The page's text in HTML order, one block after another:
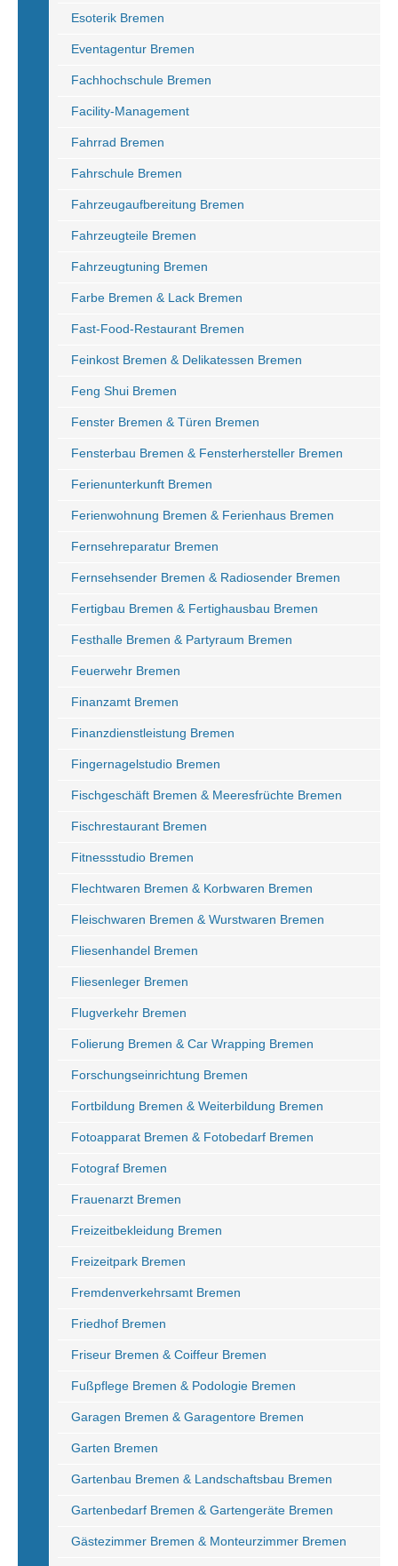
Esoterik Bremen
Eventagentur Bremen
Fachhochschule Bremen
Facility-Management
Fahrrad Bremen
Fahrschule Bremen
Fahrzeugaufbereitung Bremen
Fahrzeugteile Bremen
Fahrzeugtuning Bremen
Farbe Bremen & Lack Bremen
Fast-Food-Restaurant Bremen
Feinkost Bremen & Delikatessen Bremen
Feng Shui Bremen
Fenster Bremen & Türen Bremen
Fensterbau Bremen & Fensterhersteller Bremen
Ferienunterkunft Bremen
Ferienwohnung Bremen & Ferienhaus Bremen
Fernsehreparatur Bremen
Fernsehsender Bremen & Radiosender Bremen
Fertigbau Bremen & Fertighausbau Bremen
Festhalle Bremen & Partyraum Bremen
Feuerwehr Bremen
Finanzamt Bremen
Finanzdienstleistung Bremen
Fingernagelstudio Bremen
Fischgeschäft Bremen & Meeresfrüchte Bremen
Fischrestaurant Bremen
Fitnessstudio Bremen
Flechtwaren Bremen & Korbwaren Bremen
Fleischwaren Bremen & Wurstwaren Bremen
Fliesenhandel Bremen
Fliesenleger Bremen
Flugverkehr Bremen
Folierung Bremen & Car Wrapping Bremen
Forschungseinrichtung Bremen
Fortbildung Bremen & Weiterbildung Bremen
Fotoapparat Bremen & Fotobedarf Bremen
Fotograf Bremen
Frauenarzt Bremen
Freizeitbekleidung Bremen
Freizeitpark Bremen
Fremdenverkehrsamt Bremen
Friedhof Bremen
Friseur Bremen & Coiffeur Bremen
Fußpflege Bremen & Podologie Bremen
Garagen Bremen & Garagentore Bremen
Garten Bremen
Gartenbau Bremen & Landschaftsbau Bremen
Gartenbedarf Bremen & Gartengeräte Bremen
Gästezimmer Bremen & Monteurzimmer Bremen